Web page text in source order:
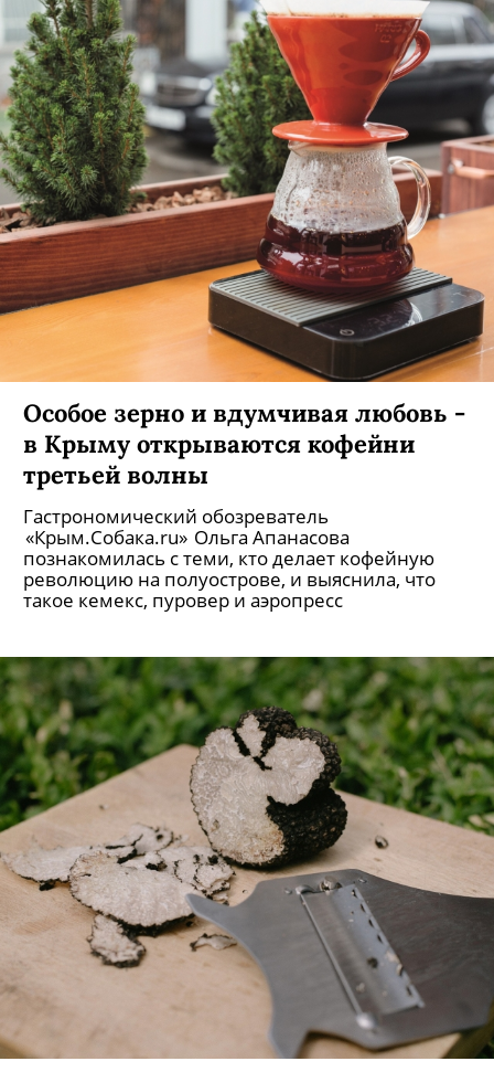
Особое зерно и вдумчивая любовь -
в Крыму открываются кофейни
третьей волны
Гастрономический обозреватель
«Крым.Собака.ru» Ольга Апанасова
познакомилась с теми, кто делает кофейную
революцию на полуострове, и выяснила, что
такое кемекс, пуровер и аэропресс